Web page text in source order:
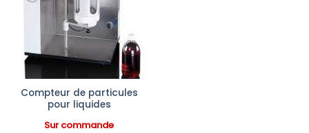
Ajouter
à la liste
d’envies
Compteur de particules
pour liquides
Sur commande